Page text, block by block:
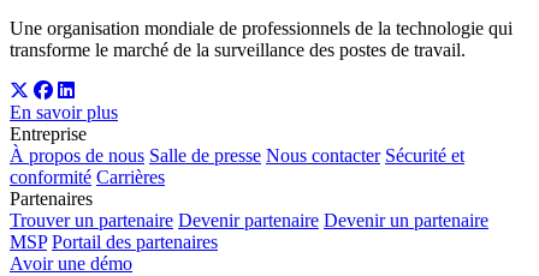
Une organisation mondiale de professionnels de la technologie qui
transforme le marché de la surveillance des postes de travail.
En savoir plus
Entreprise
À propos de nous Salle de presse Nous contacter Sécurité et
conformité Carrières
Partenaires
Trouver un partenaire Devenir partenaire Devenir un partenaire
MSP Portail des partenaires
Avoir une démo